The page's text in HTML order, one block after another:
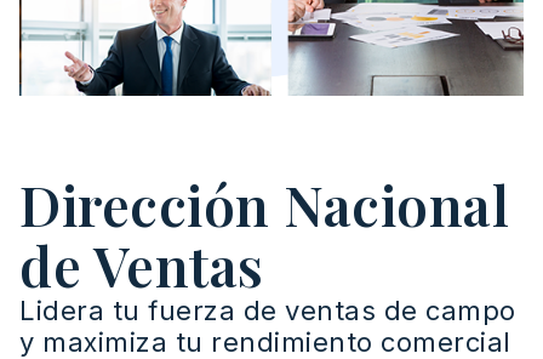
Dirección Nacional
de Ventas
Lidera tu fuerza de ventas de campo
y maximiza tu rendimiento comercial